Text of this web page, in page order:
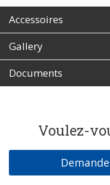
Accessoires
Gallery
Documents
Voulez-